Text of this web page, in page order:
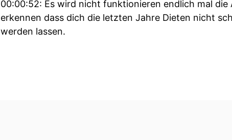
00:00:52: Es wird nicht funktionieren endlich mal
erkennen dass dich die letzten Jahre Dieten nicht
werden lassen.